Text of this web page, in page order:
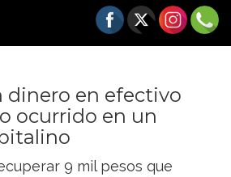
dinero en efectivo
ocurrido en un
9 mil pesos que